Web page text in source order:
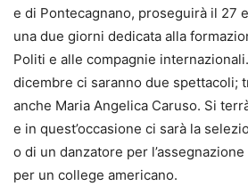
e di Pontecagnano, proseguirà il 27
una due giorni dedicata alla
Politi e alle compagnie
dicembre ci saranno due spettacoli;
anche Maria Angelica Caruso. Si
e in quest’occasione ci sarà la
o di un danzatore per
per un college americano.